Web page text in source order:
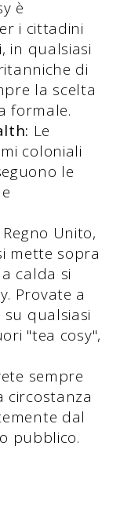
è
i cittadini
in qualsiasi
di
la scelta
formale.
Le
coloniali
le
Regno Unito,
mette sopra
calda si
Provate a
su qualsiasi
"tea cosy",
sempre
circostanza
dal
pubblico.